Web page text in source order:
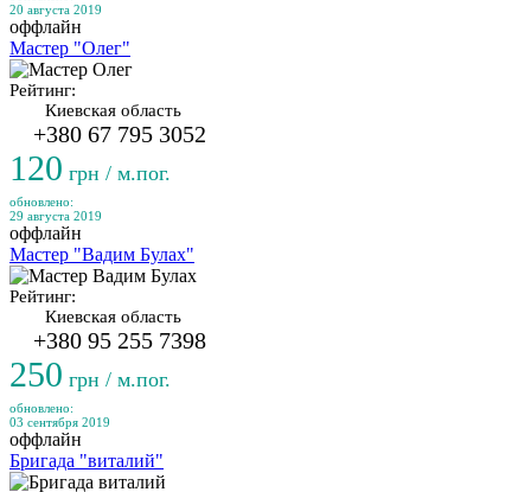
20 августа 2019
оффлайн
Мастер "Олег"
Рейтинг:
Киевская область
+380 67 795 3052
120 грн / м.пог.
обновлено:
29 августа 2019
оффлайн
Мастер "Вадим Булах"
Рейтинг:
Киевская область
+380 95 255 7398
250 грн / м.пог.
обновлено:
03 сентября 2019
оффлайн
Бригада "виталий"